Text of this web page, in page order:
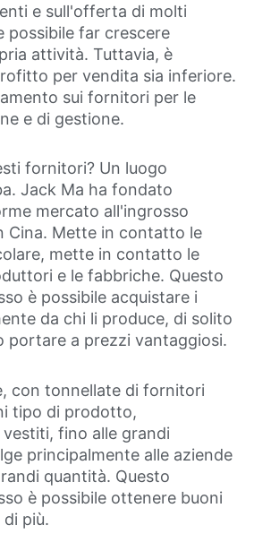
e sull'offerta di molti
possibile far crescere
attività. Tuttavia, è
per vendita sia inferiore.
sui fornitori per le
e di gestione.
fornitori? Un luogo
Jack Ma ha fondato
mercato all'ingrosso
Cina. Mette in contatto le
mette in contatto le
e le fabbriche. Questo
è possibile acquistare i
da chi li produce, di solito
portare a prezzi vantaggiosi.
con tonnellate di fornitori
tipo di prodotto,
fino alle grandi
principalmente alle aziende
quantità. Questo
è possibile ottenere buoni
più.